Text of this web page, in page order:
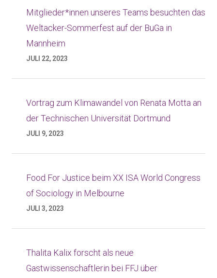
Mitglieder*innen unseres Teams besuchten das
Weltacker-Sommerfest auf der BuGa in
Mannheim
JULI 22, 2023
Vortrag zum Klimawandel von Renata Motta an
der Technischen Universität Dortmund
JULI 9, 2023
Food For Justice beim XX ISA World Congress
of Sociology in Melbourne
JULI 3, 2023
Thalita Kalix forscht als neue
Gastwissenschaftlerin bei FFJ über